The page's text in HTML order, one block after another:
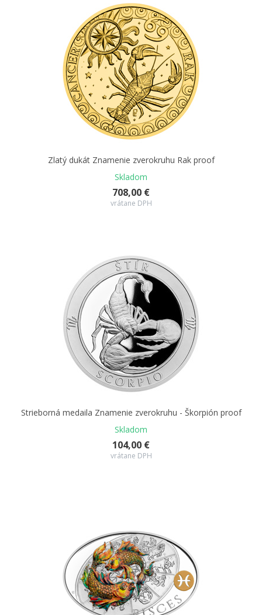
Zlatý dukát Znamenie zverokruhu Rak proof
Skladom
708,00 €
vrátane DPH
Strieborná medaila Znamenie zverokruhu - Škorpión proof
Skladom
104,00 €
vrátane DPH